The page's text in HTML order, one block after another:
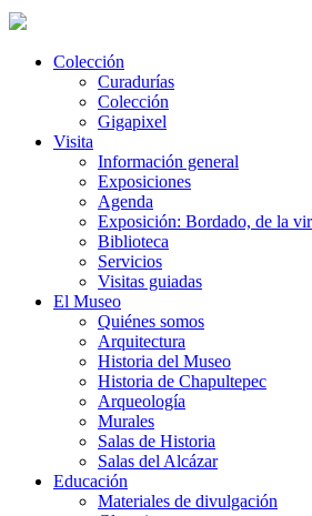
Colección
Curadurías
Colección
Gigapixel
Visita
Información general
Exposiciones
Agenda
Exposición: Bordado, de la
Biblioteca
Servicios
Visitas guiadas
El Museo
Quiénes somos
Arquitectura
Historia del Museo
Historia de Chapultepec
Arqueología
Murales
Salas de Historia
Salas del Alcázar
Educación
Materiales de divulgación